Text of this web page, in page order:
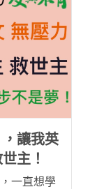
讓我英
主！
一直想學